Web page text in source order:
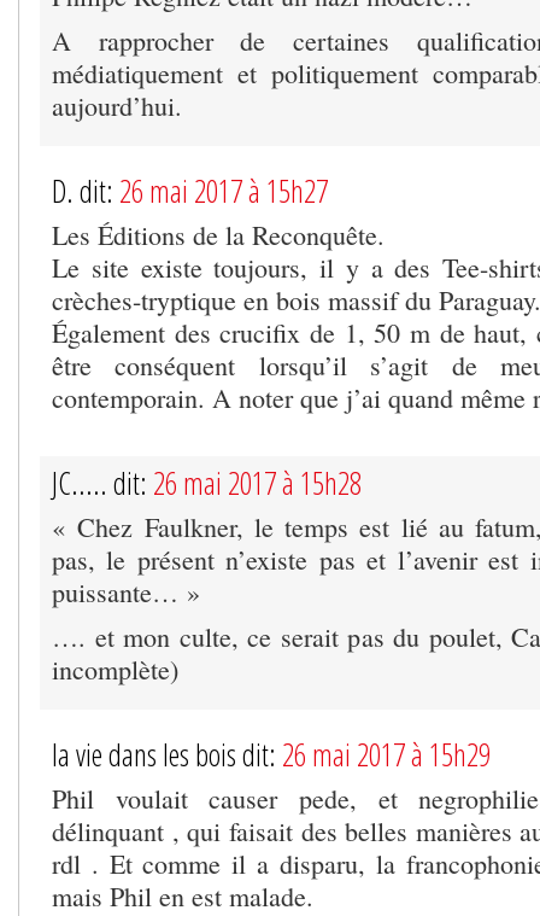
A rapprocher de certaines
médiatiquement et politiquement
aujourd’hui.
D. dit: 26 mai 2017 à 15h27
Les Éditions de la Reconquête.
Le site existe toujours, il y a des Tee-
crèches-tryptique en bois massif du Paraguay.
Également des crucifix de 1, 50 m de haut,
être conséquent lorsqu’il s’agit de
contemporain. A noter que j’ai quand même
JC..... dit: 26 mai 2017 à 15h28
« Chez Faulkner, le temps est lié au
pas, le présent n’existe pas et l’avenir est
puissante… »
…. et mon culte, ce serait pas du poulet,
incomplète)
la vie dans les bois dit: 26 mai 2017 à 15h29
Phil voulait causer pede, et
délinquant , qui faisait des belles manières
rdl . Et comme il a disparu, la
mais Phil en est malade.